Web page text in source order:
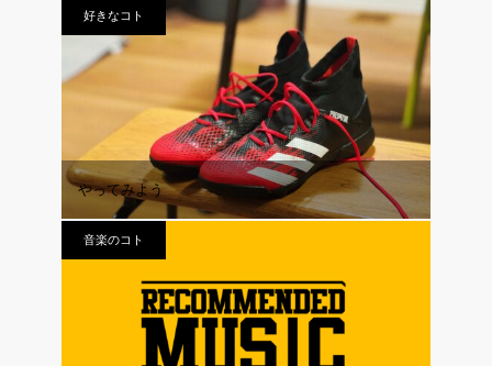
好きなコト
やってみよう
音楽のコト